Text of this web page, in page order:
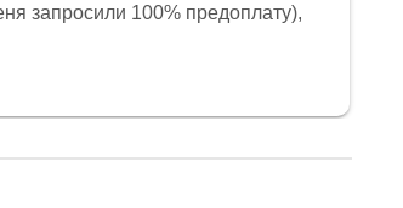
запросили 100% предоплату),
связи, очень детально всё